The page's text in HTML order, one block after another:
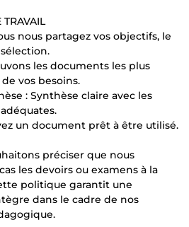
TRAVAIL
nous partagez vos objectifs, le
les documents les plus
vos besoins.
: Synthèse claire avec les
un document prêt à être utilisé.
préciser que nous
les devoirs ou examens à la
politique garantit une
dans le cadre de nos